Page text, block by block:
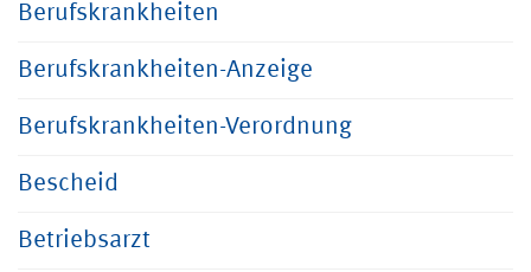
Berufskrankheiten
Berufskrankheiten-Anzeige
Berufskrankheiten-Verordnung
Bescheid
Betriebsarzt